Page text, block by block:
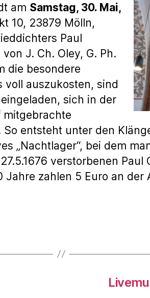
am Samstag, 30. Mai,
10, 23879 Mölln,
Paul
J. Ch. Oley, G. Ph.
die besondere
voll auszukosten, sind
sich in der
mitgebrachte
entsteht unter den
„Nachtlager“, bei dem
verstorbenen
zahlen 5 Euro an der